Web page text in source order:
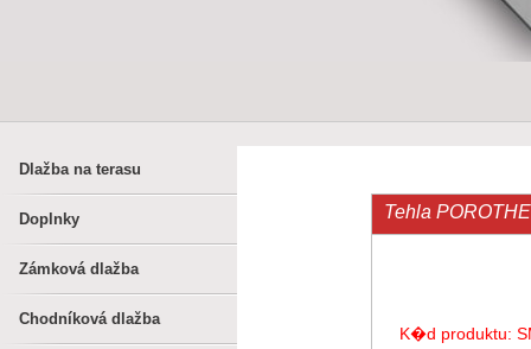
Dlažba na terasu
Doplnky
Zámková dlažba
Chodníková dlažba
Tehla
K�d produktu: